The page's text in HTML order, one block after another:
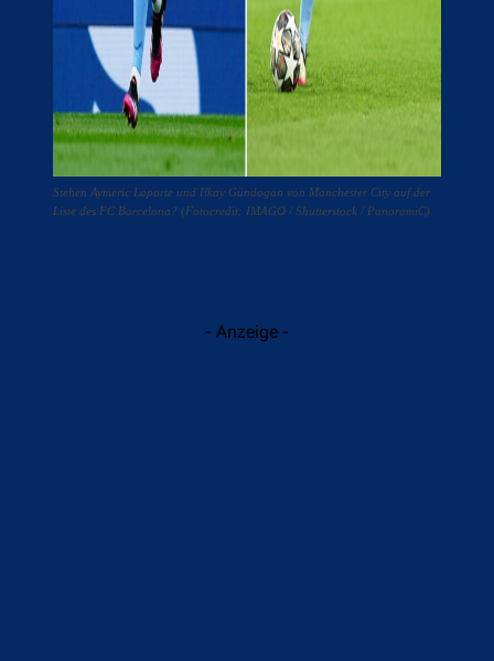
Stehen Aymeric Laporte und Ilkay Gündogan von Manchester City auf der
Liste des FC Barcelona? (Fotocredit: IMAGO / Shutterstock / PanoramiC)
- Anzeige -